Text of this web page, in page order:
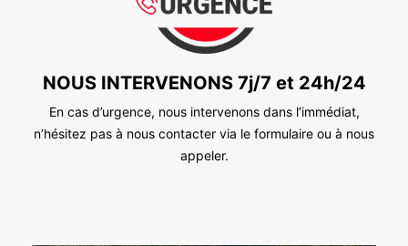
NOUS INTERVENONS 7j/7 et 24h/24
En cas d’urgence, nous intervenons dans l’immédiat,
n’hésitez pas à nous contacter via le formulaire ou à nous
appeler.